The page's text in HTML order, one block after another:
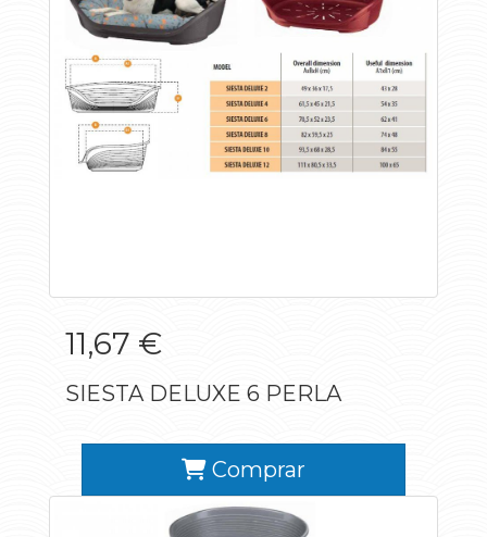
11,67 €
SIESTA DELUXE 6 PERLA
Comprar